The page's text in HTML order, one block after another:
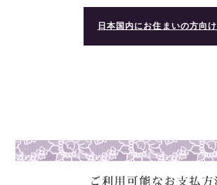
日本国内にお住まいの方向け